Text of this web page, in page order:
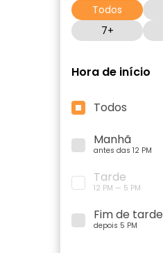
Todos
7+
Hora de início
Todos
Manhã
antes das 12 PM
Tarde
12 PM — 5 PM
Fim de tarde
depois 5 PM